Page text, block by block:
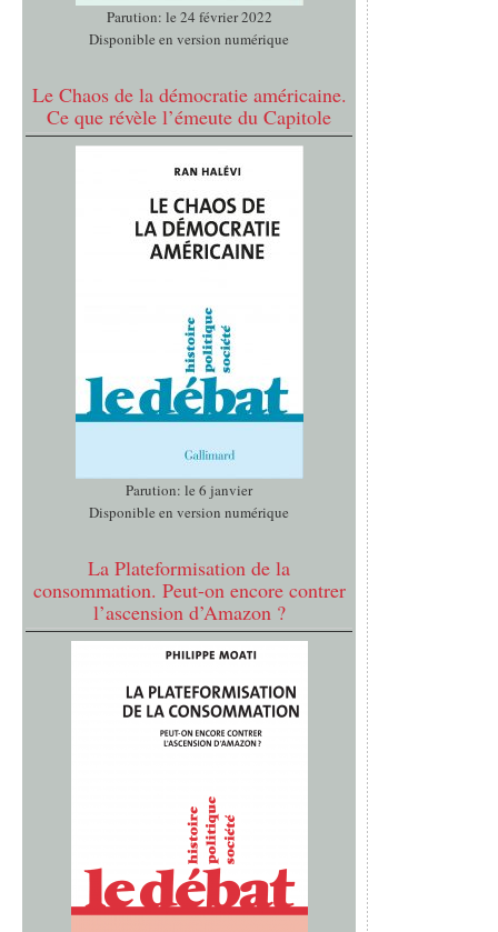
Parution: le 24 février 2022
Disponible en version numérique
Le Chaos de la démocratie américaine.
Ce que révèle l’émeute du Capitole
Parution: le 6 janvier
Disponible en version numérique
La Plateformisation de la
consommation. Peut-on encore contrer
l’ascension d’Amazon ?